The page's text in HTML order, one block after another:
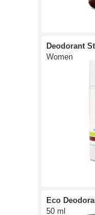
Deodorant
Women
Eco
50 ml